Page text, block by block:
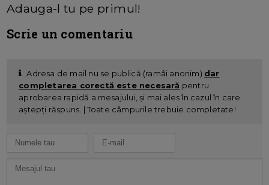
Adauga-l tu pe primul!
Scrie un comentariu
Adresa de mail nu se publică (ramâi anonim) dar
completarea corectă este necesară pentru
aprobarea rapidă a mesajului, și mai ales în cazul în care
aștepți răspuns. | Toate câmpurile trebuie completate!